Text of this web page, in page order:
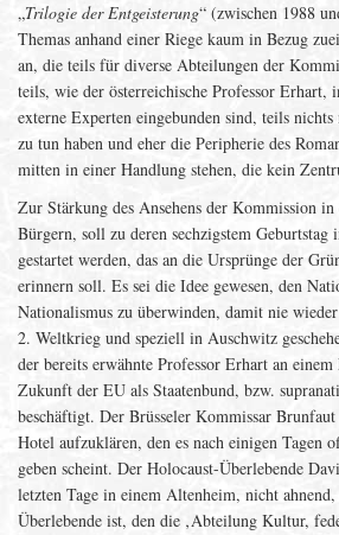
„Trilogie der Entgeisterung“ (zwischen 1988
Themas anhand einer Riege kaum in Bezug
an, die teils für diverse Abteilungen der
teils, wie der österreichische Professor Erhart,
externe Experten eingebunden sind, teils
zu tun haben und eher die Peripherie des
mitten in einer Handlung stehen, die kein
Zur Stärkung des Ansehens der Kommission
Bürgern, soll zu deren sechzigstem
gestartet werden, das an die Ursprünge der
erinnern soll. Es sei die Idee gewesen, den
Nationalismus zu überwinden, damit nie
2. Weltkrieg und speziell in Auschwitz
der bereits erwähnte Professor Erhart an
Zukunft der EU als Staatenbund, bzw.
beschäftigt. Der Brüsseler Kommissar
Hotel aufzuklären, den es nach einigen Tagen
geben scheint. Der Holocaust-Überlebende
letzten Tage in einem Altenheim, nicht ahnend,
Überlebende ist, den die ‚Abteilung Kultur,